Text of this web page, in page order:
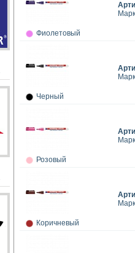
Фиолетовый
Черный
Розовый
Коричневый